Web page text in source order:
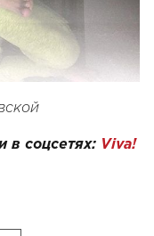
в соцсетях: Viva!